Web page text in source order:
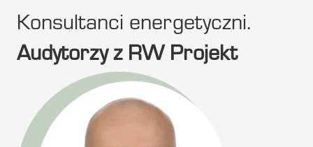
Konsultanci energetyczni.
Audytorzy z RW Projekt